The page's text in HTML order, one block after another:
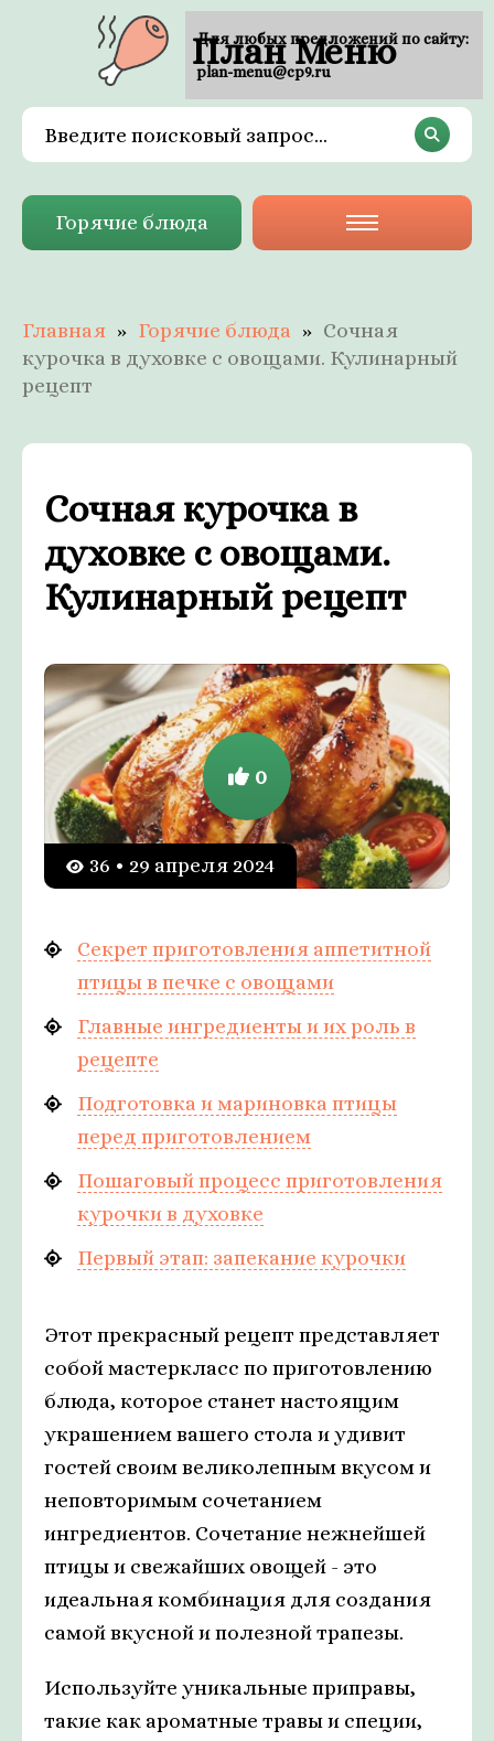
План Меню
Горячие блюда
Главная Горячие блюда
Сочная
курочка в духовке с овощами. Кулинарный
рецепт
Сочная курочка в
духовке с овощами.
Кулинарный рецепт
36 • 29 апреля 2024
0
Секрет приготовления аппетитной
птицы в печке с овощами
Главные ингредиенты и их роль в
рецепте
Подготовка и мариновка птицы
перед приготовлением
Пошаговый процесс приготовления
курочки в духовке
Первый этап: запекание курочки
Этот прекрасный рецепт представляет
собой мастеркласс по приготовлению
блюда, которое станет настоящим
украшением вашего стола и удивит
гостей своим великолепным вкусом и
неповторимым сочетанием
ингредиентов. Сочетание нежнейшей
птицы и свежайших овощей - это
идеальная комбинация для создания
самой вкусной и полезной трапезы.
Используйте уникальные приправы,
такие как ароматные травы и специи,
Для любых предложений по сайту:
plan-menu@cp9.ru